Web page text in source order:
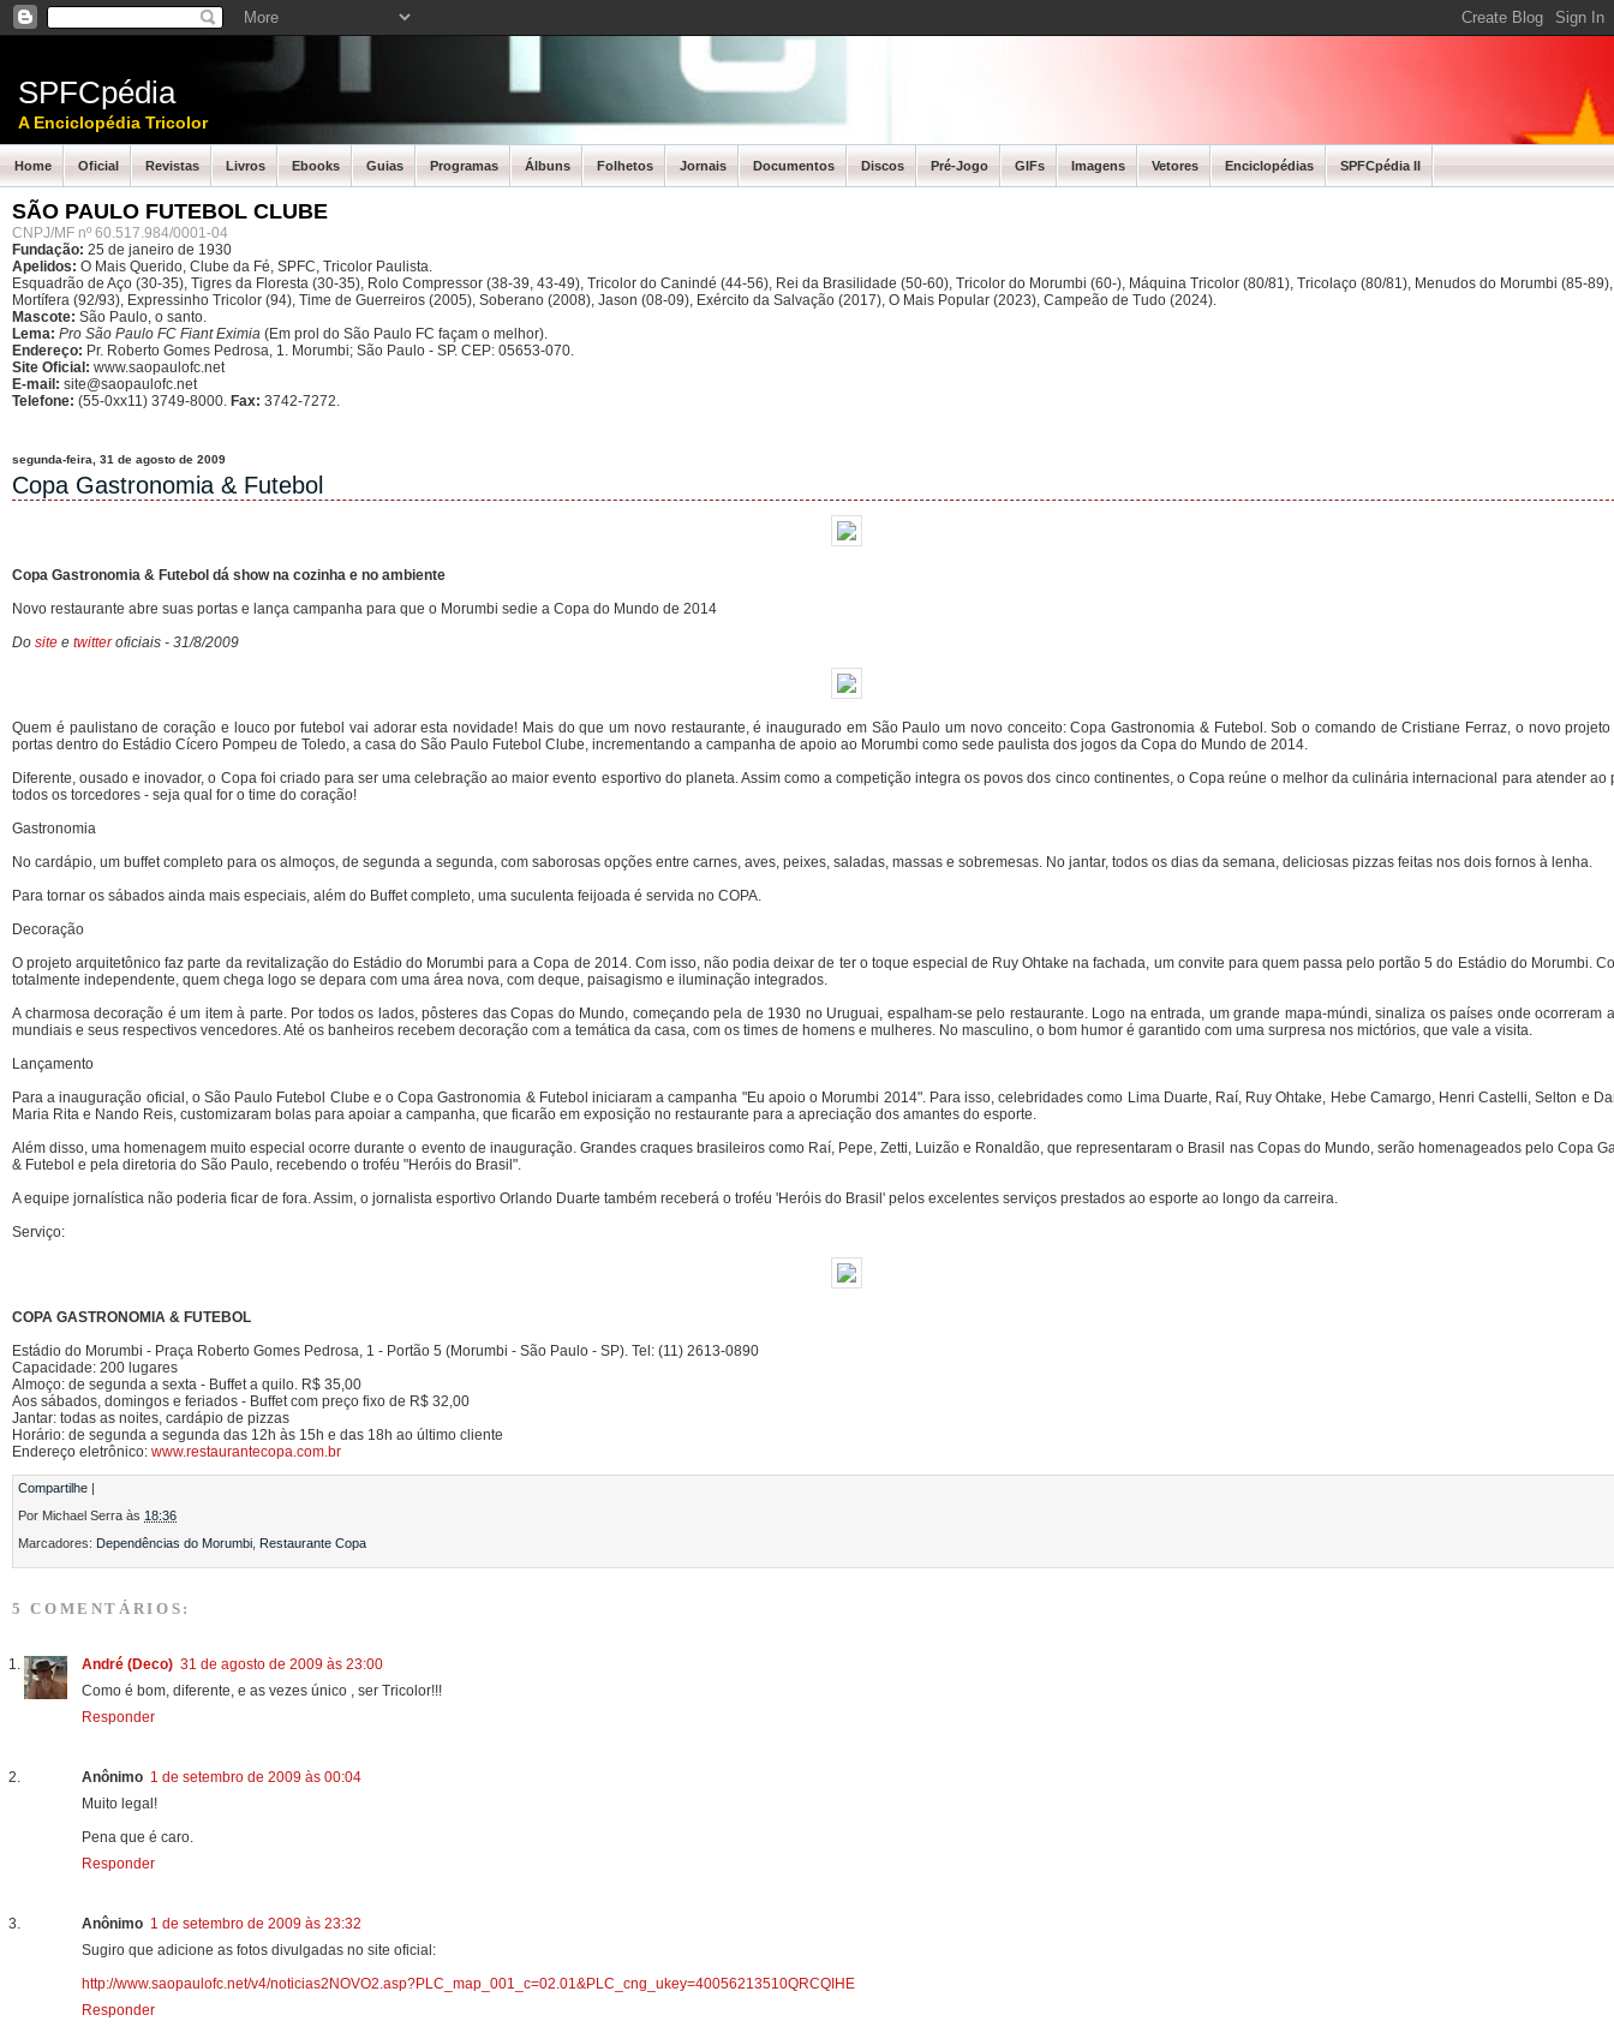
SPFCpédia
A Enciclopédia Tricolor
Home Oficial Revistas Livros Ebooks Guias Programas Álbuns Folhetos Jornais Documentos Discos Pré-Jogo GIFs Imagens Vetores Enciclopédias SPFCpédia II
SÃO PAULO FUTEBOL CLUBE
CNPJ/MF nº 60.517.984/0001-04
Fundação: 25 de janeiro de 1930
Apelidos: O Mais Querido, Clube da Fé, SPFC, Tricolor Paulista.
Esquadrão de Aço (30-35), Tigres da Floresta (30-35), Rolo Compressor (38-39, 43-49), Tricolor do Canindé (44-56), Rei da Brasilidade (50-60), Tricolor do Morumbi (60-), Máquina Tricolor (80/81), Tricolaço (80/81), Menudos do Morumbi (85-
Mortífera (92/93), Expressinho Tricolor (94), Time de Guerreiros (2005), Soberano (2008), Jason (08-09), Exército da Salvação (2017), O Mais Popular (2023), Campeão de Tudo (2024).
Mascote: São Paulo, o santo.
Lema: Pro São Paulo FC Fiant Eximia (Em prol do São Paulo FC façam o melhor).
Endereço: Pr. Roberto Gomes Pedrosa, 1. Morumbi; São Paulo - SP. CEP: 05653-070.
Site Oficial: www.saopaulofc.net
E-mail: site@saopaulofc.net
Telefone: (55-0xx11) 3749-8000. Fax: 3742-7272.
segunda-feira, 31 de agosto de 2009
Copa Gastronomia & Futebol
Copa Gastronomia & Futebol dá show na cozinha e no ambiente
Novo restaurante abre suas portas e lança campanha para que o Morumbi sedie a Copa do Mundo de 2014
Do site e twitteroficiais - 31/8/2009
Quem é paulistano de coração e louco por futebol vai adorar esta novidade! Mais do que um novo restaurante, é inaugurado em São Paulo um novo conceito: Copa Gastronomia & Futebol. Sob o comando de Cristiane Ferraz, o novo
portas dentro do Estádio Cícero Pompeu de Toledo, a casa do São Paulo Futebol Clube, incrementando a campanha de apoio ao Morumbi como sede paulista dos jogos da Copa do Mundo de 2014.
Diferente, ousado e inovador, o Copa foi criado para ser uma celebração ao maior evento esportivo do planeta. Assim como a competição integra os povos dos cinco continentes, o Copa reúne o melhor da culinária internacional para atender ao
todos os torcedores - seja qual for o time do coração!
Gastronomia
No cardápio, um buffet completo para os almoços, de segunda a segunda, com saborosas opções entre carnes, aves, peixes, saladas, massas e sobremesas. No jantar, todos os dias da semana, deliciosas pizzas feitas nos dois fornos à lenha.
Para tornar os sábados ainda mais especiais, além do Buffet completo, uma suculenta feijoada é servida no COPA.
Decoração
O projeto arquitetônico faz parte da revitalização do Estádio do Morumbi para a Copa de 2014. Com isso, não podia deixar de ter o toque especial de Ruy Ohtake na fachada, um convite para quem passa pelo portão 5 do Estádio do Morumbi.
totalmente independente, quem chega logo se depara com uma área nova, com deque, paisagismo e iluminação integrados.
A charmosa decoração é um item à parte. Por todos os lados, pôsteres das Copas do Mundo, começando pela de 1930 no Uruguai, espalham-se pelo restaurante. Logo na entrada, um grande mapa-múndi, sinaliza os países onde ocorreram
mundiais e seus respectivos vencedores. Até os banheiros recebem decoração com a temática da casa, com os times de homens e mulheres. No masculino, o bom humor é garantido com uma surpresa nos mictórios, que vale a visita.
Lançamento
Para a inauguração oficial, o São Paulo Futebol Clube e o Copa Gastronomia & Futebol iniciaram a campanha "Eu apoio o Morumbi 2014". Para isso, celebridades como Lima Duarte, Raí, Ruy Ohtake, Hebe Camargo, Henri Castelli, Selton e
Maria Rita e Nando Reis, customizaram bolas para apoiar a campanha, que ficarão em exposição no restaurante para a apreciação dos amantes do esporte.
Além disso, uma homenagem muito especial ocorre durante o evento de inauguração. Grandes craques brasileiros como Raí, Pepe, Zetti, Luizão e Ronaldão, que representaram o Brasil nas Copas do Mundo, serão homenageados pelo Copa
& Futebol e pela diretoria do São Paulo, recebendo o troféu "Heróis do Brasil".
A equipe jornalística não poderia ficar de fora. Assim, o jornalista esportivo Orlando Duarte também receberá o troféu 'Heróis do Brasil' pelos excelentes serviços prestados ao esporte ao longo da carreira.
Serviço:
COPA GASTRONOMIA & FUTEBOL
Estádio do Morumbi - Praça Roberto Gomes Pedrosa, 1 - Portão 5 (Morumbi - São Paulo - SP). Tel: (11) 2613-0890
Capacidade: 200 lugares
Almoço: de segunda a sexta - Buffet a quilo. R$ 35,00
Aos sábados, domingos e feriados - Buffet com preço fixo de R$ 32,00
Jantar: todas as noites, cardápio de pizzas
Horário: de segunda a segunda das 12h às 15h e das 18h ao último cliente
Endereço eletrônico: www.restaurantecopa.com.br
Compartilhe |
Por Michael Serra às 18:36
Marcadores: Dependências do Morumbi Restaurante Copa
5 COMENTÁRIOS:
André (Deco) 31 de agosto de 2009 às 23:00
Como é bom, diferente, e as vezes único , ser Tricolor!!!
Responder
Anônimo 1 de setembro de 2009 às 00:04
Muito legal!
Pena que é caro.
Responder
Anônimo 1 de setembro de 2009 às 23:32
Sugiro que adicione as fotos divulgadas no site oficial:
http://www.saopaulofc.net/v4/noticias2NOVO2.asp?PLC_map_001_c=02.01&PLC_cng_ukey=40056213510QRCQIHE
Responder